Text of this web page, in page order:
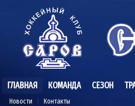
ГЛАВНАЯ
Новости Контакты
КОМАНДА СЕЗОН